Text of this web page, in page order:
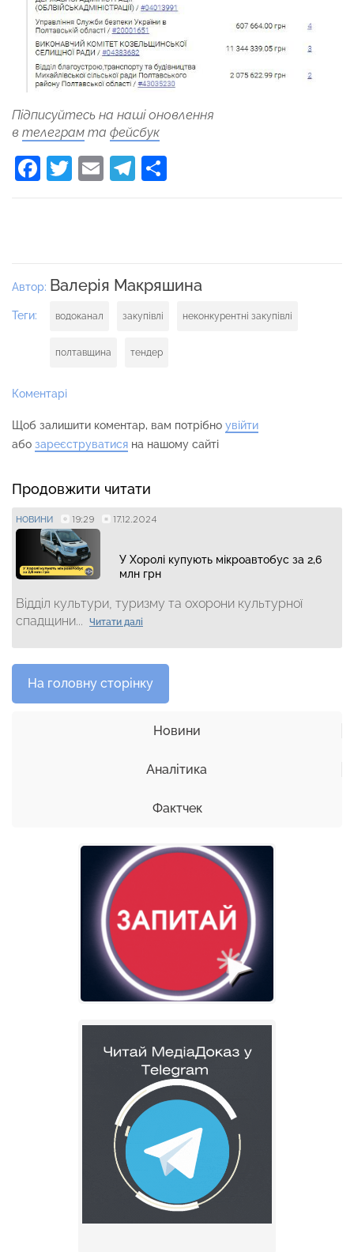
Підписуйтесь на наші оновлення
в телеграм та фейсбук
Facebook
Twitter
EmailTelegram
Автор: Валерія Макряшина
Теги: водоканал закупівлі неконкурентні закупівлі
полтавщина тендер
Коментарі
Щоб залишити коментар, вам потрібно увійти
або зареєструватися на нашому сайті
Продовжити читати
НОВИНИ 19:29 17.12.2024
У Хоролі купують мікроавтобус за 2,6
млн грн
Відділ культури, туризму та охорони культурної
спадщини...
Читати далі
На головну сторінку
Новини
Аналітика
Фактчек